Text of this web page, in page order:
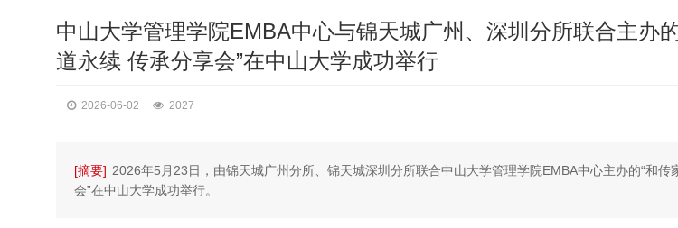
中山大学管理学院EMBA中心与锦天城广州、深圳分所联合主办
道永续 传承分享会”在中山大学成功举行
2026-06-02 2027
[摘要] 2026年5月23日，由锦天城广州分所、锦天城深圳分所联合中山大学管理学院EMBA中心主办的“和传
会”在中山大学成功举行。